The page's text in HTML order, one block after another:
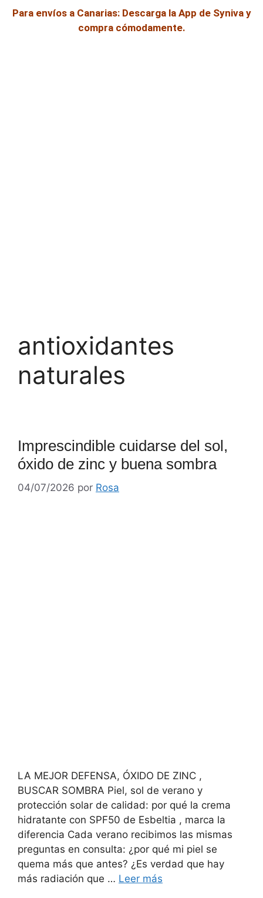
Para envíos a Canarias: Descarga la App de Syniva y
compra cómodamente.
antioxidantes
naturales
Imprescindible cuidarse del sol,
óxido de zinc y buena sombra
04/07/2026 por Rosa
LA MEJOR DEFENSA, ÓXIDO DE ZINC ,
BUSCAR SOMBRA Piel, sol de verano y
protección solar de calidad: por qué la crema
hidratante con SPF50 de Esbeltia , marca la
diferencia Cada verano recibimos las mismas
preguntas en consulta: ¿por qué mi piel se
quema más que antes? ¿Es verdad que hay
más radiación que … Leer más